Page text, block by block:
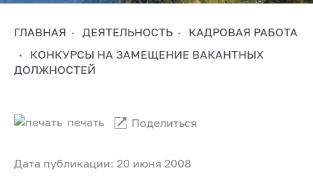
ГЛАВНАЯ ДЕЯТЕЛЬНОСТЬ
КАДРОВАЯ РАБОТА
КОНКУРСЫ НА ЗАМЕЩЕНИЕ ВАКАНТНЫХ
ДОЛЖНОСТЕЙ
Дата публикации: 20 июня 2008
печать Поделиться